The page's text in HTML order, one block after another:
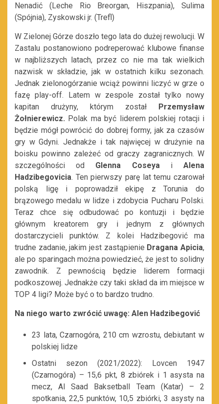
Nenadić (Leche Rio Breorgan, Hiszpania), Sulima
(Spójnia), Zyskowski jr. (Trefl)
W Zielonej Górze doszło tego lata do dużej rewolucji. W
Zastalu postanowiono podreperować klubowe finanse
w najbliższych latach, przez co nie ma tak wielkich
nazwisk w składzie, jak w ostatnich kilku sezonach.
Jednak zielonogórzanie wciąż powinni liczyć w grze o
fazę play-off. Latem w zespole został tylko nowy
kapitan drużyny, którym został
Przemysław
Żołnierewicz. Polak ma być liderem polskiej rotacji i
będzie mógł powrócić do dobrej formy, jak za czasów
gry w Gdyni. Jednakże i tak najwięcej w drużynie na
boisku powinno zależeć od graczy zagranicznych. W
szczególności od Glenna CoseyaiAlena
Hadzibegovicia. Ten pierwszy parę lat temu czarował
polską ligę i poprowadził ekipę z Torunia do
brązowego medalu w lidze i zdobycia Pucharu Polski.
Teraz chce się odbudować po kontuzji i będzie
głównym kreatorem gry i jednym z głównych
dostarczycieli punktów. Z kolei Hadzibegović ma
trudne zadanie, jakim jest zastąpienie Dragana Apicia,
ale po sparingach można powiedzieć, że jest to solidny
zawodnik. Z pewnością będzie liderem formacji
podkoszowej. Jednakże czy taki skład da im miejsce w
TOP 4 ligi? Może być o to bardzo trudno.
Na niego warto zwrócić uwagę: Alen Hadzibegović
23 lata, Czarnogóra, 210 cm wzrostu, debiutant w
polskiej lidze
Ostatni sezon (2021/2022): Lovcen 1947
(Czarnogóra) – 15,6 pkt, 8 zbiórek i 1 asysta na
mecz, Al Saad Baksetball Team (Katar) – 2
spotkania, 22,5 punktów, 10,5 zbiórki, 3 asysty na